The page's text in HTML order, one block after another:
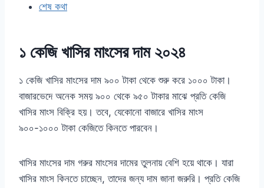
শেষ কথা
১ কেজি খাসির মাংসের দাম ২০২৪
১ কেজি খাসির মাংসের দাম ৯০০ টাকা থেকে শুরু করে ১০০০ টাকা।
বাজারভেদে অনেক সময় ৯০০ থেকে ৯৫০ টাকার মাঝে প্রতি কেজি
খাসির মাংস বিক্রি হয়। তবে, যেকোনো বাজারে খাসির মাংস
৯০০-১০০০ টাকা কেজিতে কিনতে পারবেন।
খাসির মাংসের দাম গরুর মাংসের দামের তুলনায় বেশি হয়ে থাকে। যারা
খাসির মাংস কিনতে চাচ্ছেন, তাদের জন্য দাম জানা জরুরি। প্রতি কেজি